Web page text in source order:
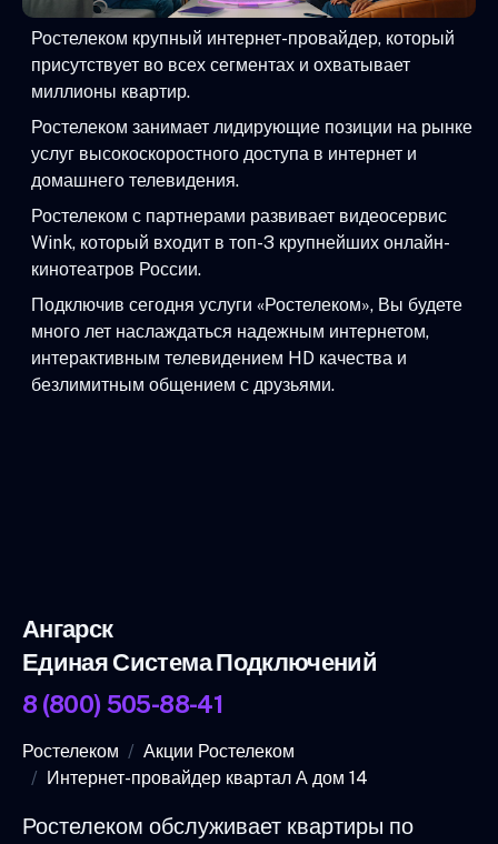
Ростелеком крупный интернет-провайдер, который
присутствует во всех сегментах и охватывает
миллионы квартир.
Ростелеком занимает лидирующие позиции на рынке
услуг высокоскоростного доступа в интернет и
домашнего телевидения.
Ростелеком с партнерами развивает видеосервис
Wink, который входит в топ-3 крупнейших онлайн-
кинотеатров России.
Подключив сегодня услуги «Ростелеком», Вы будете
много лет наслаждаться надежным интернетом,
интерактивным телевидением HD качества и
безлимитным общением с друзьями.
Ангарск
Единая Система Подключений
8 (800) 505-88-41
Ростелеком
Акции Ростелеком
Интернет-провайдер квартал А дом 14
Ростелеком обслуживает квартиры по